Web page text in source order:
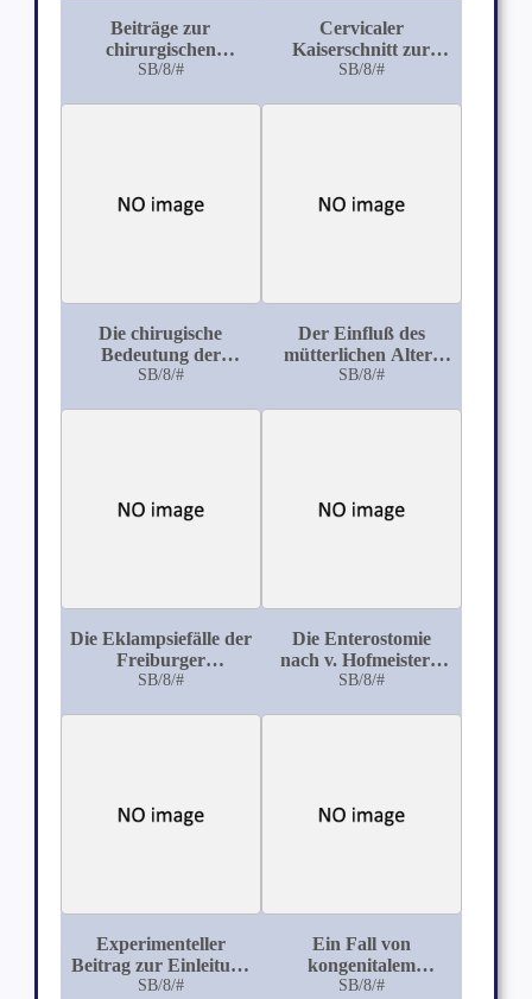
Beiträge zur
chirurgischen
Behandlung der
SB/8/#
Cervicaler
Kaiserschnitt zur
Indikation u. Methode
SB/8/#
Die chirugische
Bedeutung der
Parotistuberkulose
SB/8/#
Der Einfluß des
mütterlichen Alters
und der Geburtenzahl
SB/8/#
Die Eklampsiefälle der
Freiburger
Univfrauenklinik vom
Bedeutung für die
Therapie
SB/8/#
Die Enterostomie
nach v. Hofmeister's
Spicknadelmethode
SB/8/#
Experimenteller
Beitrag zur Einleitung
des künstlichen
SB/8/#
Ein Fall von
kongenitalem
partiellen Ulnadefekt
SB/8/#